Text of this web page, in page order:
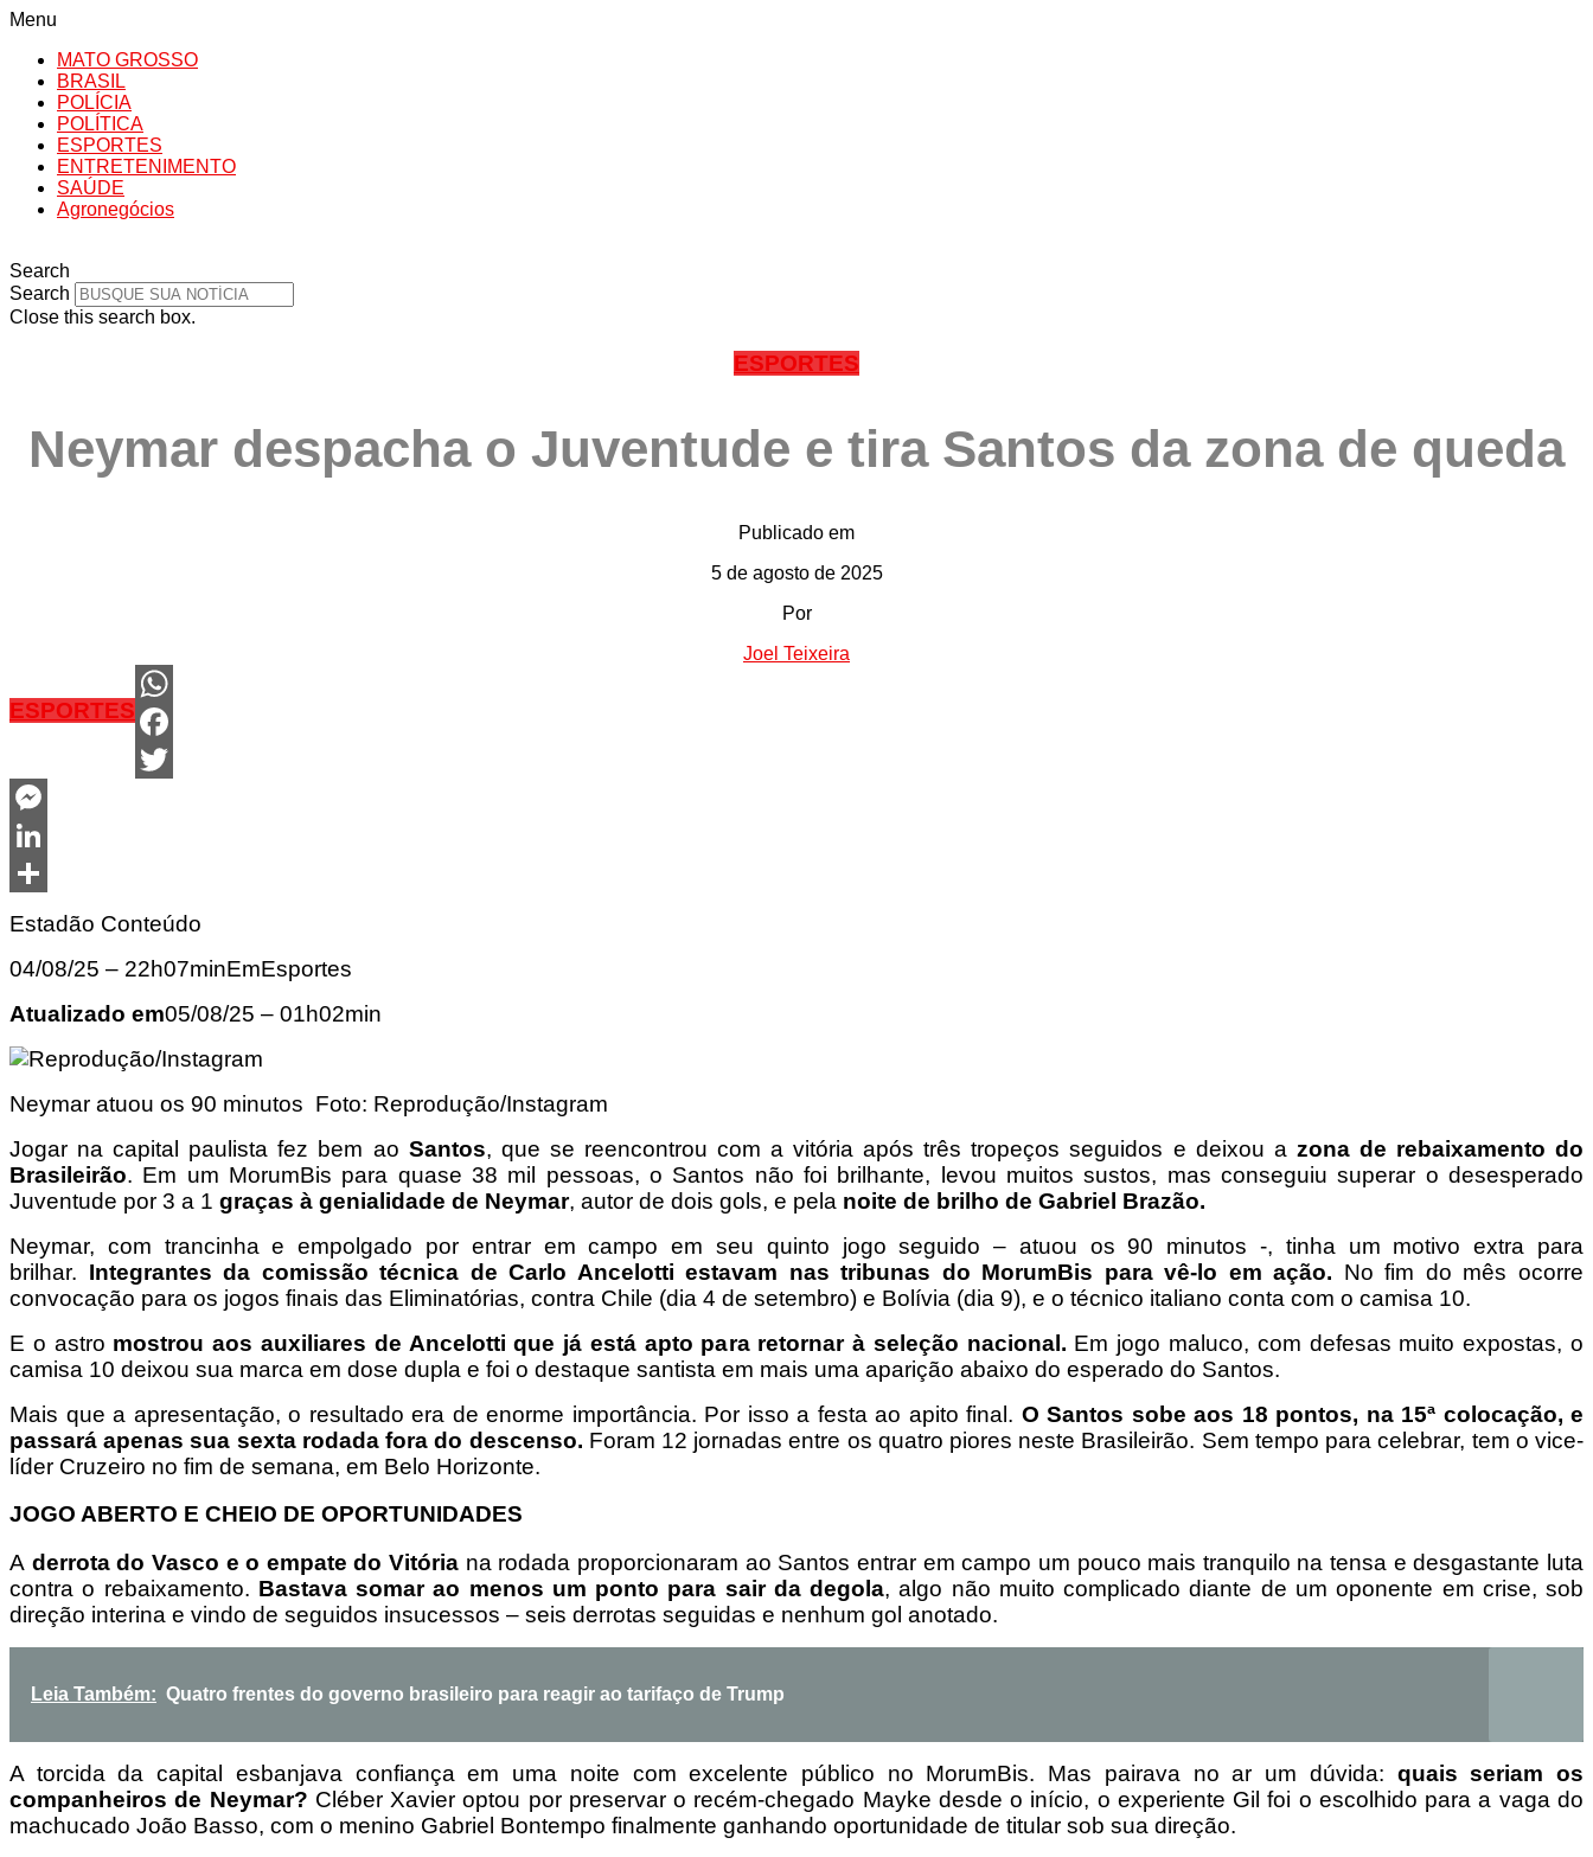
Menu
MATO GROSSO
BRASIL
POLÍCIA
POLÍTICA
ESPORTES
ENTRETENIMENTO
SAÚDE
Agronegócios
Search
Search
Close this search box.
ESPORTES
Neymar despacha o Juventude e tira Santos da zona de queda
Publicado em
5 de agosto de 2025
Por
Joel Teixeira
ESPORTES WhatsApp
Facebook
Twitter
Messenger
LinkedIn
Estadão Conteúdo
04/08/25 – 22h07minEmEsportes
Atualizado em05/08/25 – 01h02min
Neymar atuou os 90 minutos Foto: Reprodução/Instagram
Jogar na capital paulista fez bem ao Santos, que se reencontrou com a vitória após três tropeços seguidos e deixou a zona de rebaixamento do
Brasileirão. Em um MorumBis para quase 38 mil pessoas, o Santos não foi brilhante, levou muitos sustos, mas conseguiu superar o desesperado
Juventude por 3 a 1 graças à genialidade de Neymar, autor de dois gols, e pela noite de brilho de Gabriel Brazão.
Neymar, com trancinha e empolgado por entrar em campo em seu quinto jogo seguido – atuou os 90 minutos -, tinha um motivo extra para
brilhar. Integrantes da comissão técnica de Carlo Ancelotti estavam nas tribunas do MorumBis para vê-lo em ação. No fim do mês ocorre
convocação para os jogos finais das Eliminatórias, contra Chile (dia 4 de setembro) e Bolívia (dia 9), e o técnico italiano conta com o camisa 10.
E o astro mostrou aos auxiliares de Ancelotti que já está apto para retornar à seleção nacional. Em jogo maluco, com defesas muito expostas, o
camisa 10 deixou sua marca em dose dupla e foi o destaque santista em mais uma aparição abaixo do esperado do Santos.
Mais que a apresentação, o resultado era de enorme importância. Por isso a festa ao apito final. O Santos sobe aos 18 pontos, na 15ª colocação, e
passará apenas sua sexta rodada fora do descenso. Foram 12 jornadas entre os quatro piores neste Brasileirão. Sem tempo para celebrar, tem o vice-
líder Cruzeiro no fim de semana, em Belo Horizonte.
JOGO ABERTO E CHEIO DE OPORTUNIDADES
A derrota do Vasco e o empate do Vitória na rodada proporcionaram ao Santos entrar em campo um pouco mais tranquilo na tensa e desgastante luta
contra o rebaixamento. Bastava somar ao menos um ponto para sair da degola, algo não muito complicado diante de um oponente em crise, sob
direção interina e vindo de seguidos insucessos – seis derrotas seguidas e nenhum gol anotado.
Leia Também: Quatro frentes do governo brasileiro para reagir ao tarifaço de Trump
A torcida da capital esbanjava confiança em uma noite com excelente público no MorumBis. Mas pairava no ar um dúvida: quais seriam os
companheiros de Neymar? Cléber Xavier optou por preservar o recém-chegado Mayke desde o início, o experiente Gil foi o escolhido para a vaga do
machucado João Basso, com o menino Gabriel Bontempo finalmente ganhando oportunidade de titular sob sua direção.